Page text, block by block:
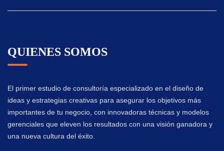
QUIENES SOMOS
El primer estudio de consultoría especializado en el diseño de
ideas y estrategias creativas para asegurar los objetivos más
importantes de tu negocio, con innovadoras técnicas y modelos
gerenciales que eleven los resultados con una visión ganadora y
una nueva cultura del éxito.